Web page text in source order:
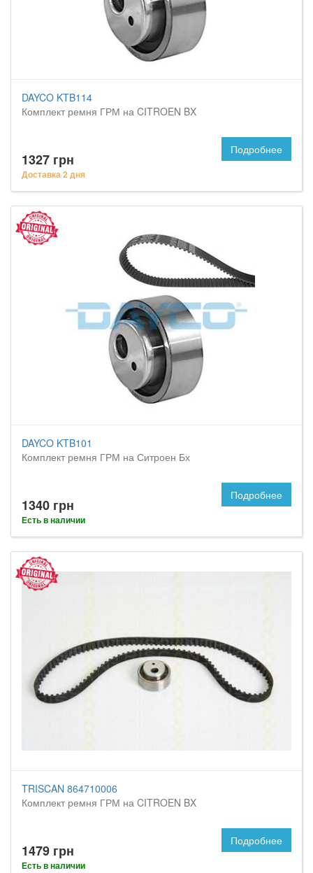
DAYCO KTB114
Комплект ремня ГРМ на CITROEN BX
1327 грн
Доставка 2 дня
Подробнее
DAYCO KTB101
Комплект ремня ГРМ на Ситроен Бх
1340 грн
Есть в наличии
Подробнее
TRISCAN 864710006
Комплект ремня ГРМ на CITROEN BX
1479 грн
Есть в наличии
Подробнее